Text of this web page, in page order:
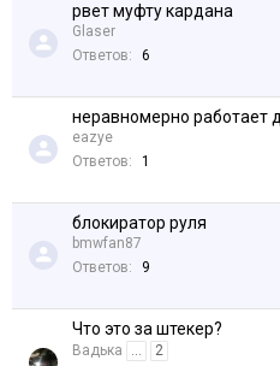
рвет муфту кардана
Glaser
Ответов:
6
неравномерно работает
eazye
Ответов:
1
блокиратор руля
bmwfan87
Ответов:
9
Что это за штекер?
Вадька ...
2